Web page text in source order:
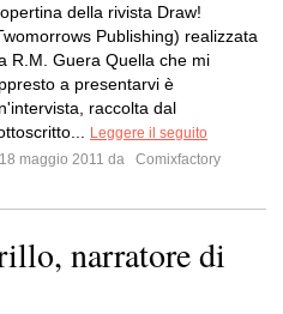
della rivista Draw!
Publishing) realizzata
R.M. Guera Quella che mi
a presentarvi è
raccolta dal
Leggere il seguito
18 maggio 2011 da
Comixfactory
narratore di